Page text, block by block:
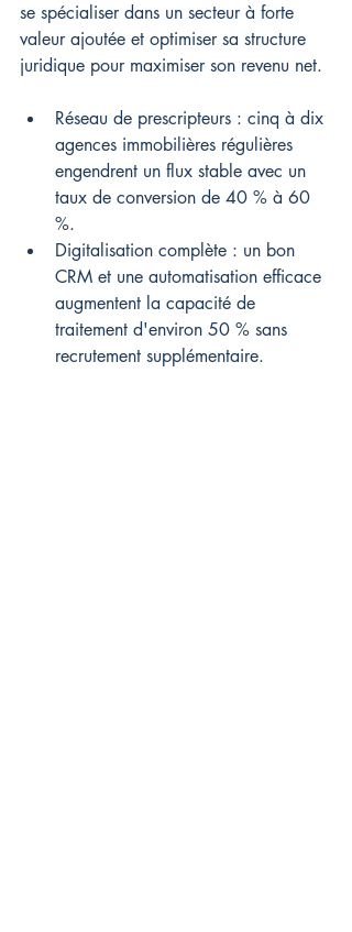
se spécialiser dans un secteur à forte
valeur ajoutée et optimiser sa structure
juridique pour maximiser son revenu net.
Réseau de prescripteurs : cinq à dix
agences immobilières régulières
engendrent un flux stable avec un
taux de conversion de 40 % à 60
%.
Digitalisation complète : un bon
CRM et une automatisation efficace
augmentent la capacité de
traitement d'environ 50 % sans
recrutement supplémentaire.